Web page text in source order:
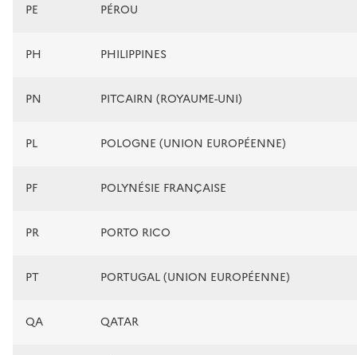
PE PÉROU
PH PHILIPPINES
PN PITCAIRN (ROYAUME-UNI)
PL POLOGNE (UNION EUROPÉENNE)
PF POLYNÉSIE FRANÇAISE
PR PORTO RICO
PT PORTUGAL (UNION EUROPÉENNE)
QA QATAR